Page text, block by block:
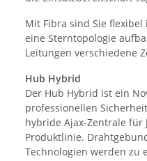
Mit Fibra sind Sie
eine Sterntopologie
Leitungen verschiedene
Hub Hybrid
Der Hub Hybrid ist ein
professionellen
hybride Ajax-Zentrale für
Produktlinie.
Technologien werden zu